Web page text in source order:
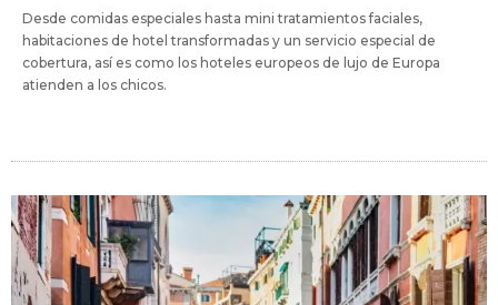
Desde comidas especiales hasta mini tratamientos faciales,
habitaciones de hotel transformadas y un servicio especial de
cobertura, así es como los hoteles europeos de lujo de Europa
atienden a los chicos.